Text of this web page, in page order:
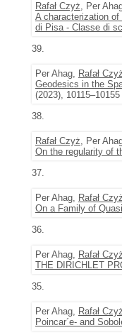
Rafał Czyż, Per
A characterization
di Pisa - Classe di
39.
Per Ahag, Rafał Czyż
Geodesics in the
(2023), 10115–10155
38.
Rafał Czyż, Per
On the regularity of
37.
Per Ahag, Rafał Czyż
On a Family of
36.
Per Ahag, Rafał Czyż
THE DIRICHLET
35.
Per Ahag, Rafał Czyż
Poincar´e- and